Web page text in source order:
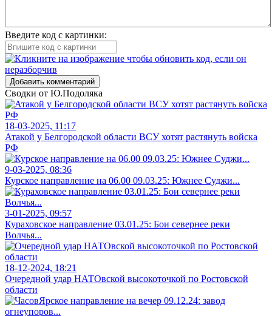
Введите код с картинки:
Добавить комментарий
Сводки от Ю.Подоляка
18-03-2025, 11:17
Атакой у Белгородской области ВСУ хотят растянуть войска
РФ
9-03-2025, 08:36
Курское направление на 06.00 09.03.25: Южнее Суджи...
3-01-2025, 09:57
Кураховское направление 03.01.25: Бои севернее реки
Волчья...
18-12-2024, 18:21
Очередной удар НАТОвской высокоточкой по Ростовской
области